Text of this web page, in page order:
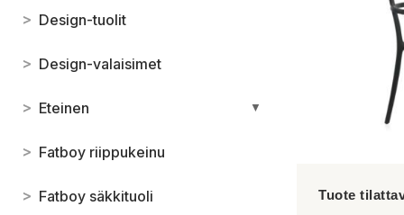
> Design-tuolit
> Design-valaisimet
> Eteinen ▼
> Fatboy riippukeinu
> Fatboy säkkituoli